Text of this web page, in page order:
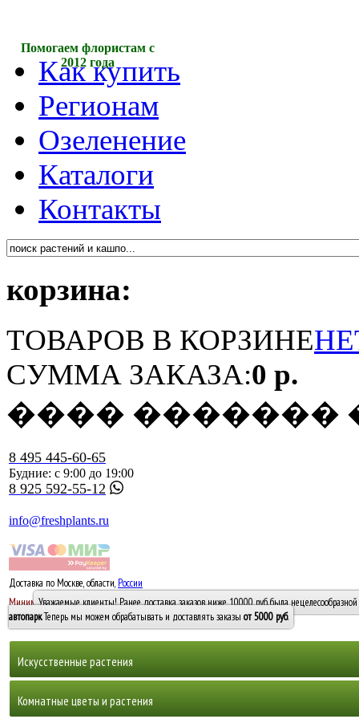
Помогаем флористам с
2012 года
Как купить
Регионам
Озеленение
Каталоги
Контакты
корзина:
ТОВАРОВ В КОРЗИНЕ
СУММА ЗАКАЗА:0 р.
���� �������
8 495 445-60-65
Будние: с 9:00 до 19:00
8 925 592-55-12
info@freshplants.ru
Доставка по Москве, области, России
Минимальный заказ -10 0005000 руб.
Уважаемые клиенты! Ранее доставка заказов ниже 10000 руб. была
автопарк. Теперь мы можем обрабатывать и доставлять заказы от 5000 руб.
Искусственные растения
Горшечные растения, кусты и мох
Комнатные цветы и растения